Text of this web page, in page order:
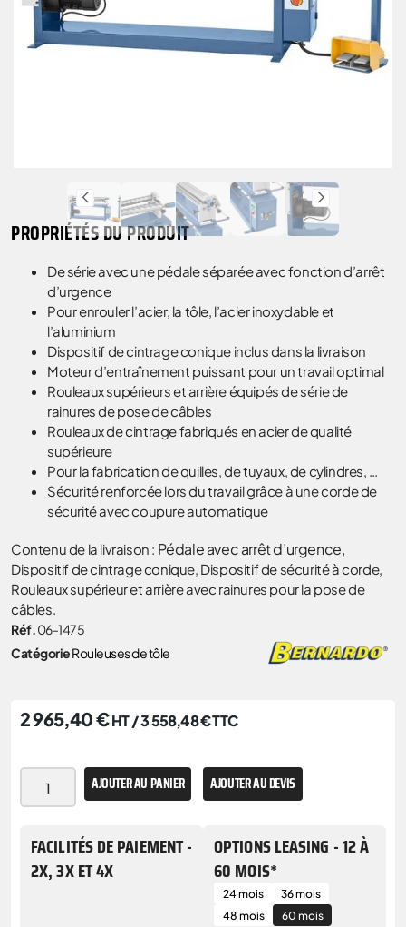
PROPRIÉTÉS DU PRODUIT
De série avec une pédale séparée avec fonction d’arrêt
d’urgence
Pour enrouler l’acier, la tôle, l’acier inoxydable et
l’aluminium
Dispositif de cintrage conique inclus dans la livraison
Moteur d’entraînement puissant pour un travail optimal
Rouleaux supérieurs et arrière équipés de série de
rainures de pose de câbles
Rouleaux de cintrage fabriqués en acier de qualité
supérieure
Pour la fabrication de quilles, de tuyaux, de cylindres, …
Sécurité renforcée lors du travail grâce à une corde de
sécurité avec coupure automatique
Contenu de la livraison : Pédale avec arrêt d’urgence,
Dispositif de cintrage conique, Dispositif de sécurité à corde,
Rouleaux supérieur et arrière avec rainures pour la pose de
câbles.
Réf.06-1475
CatégorieRouleuses de tôle
2 965,40€HT /3 558,48€TTC
AJOUTER AU PANIER AJOUTER AU DEVIS
FACILITÉS DE PAIEMENT -
2X, 3X ET 4X
OPTIONS LEASING - 12 À
60 MOIS*
24 mois
36 mois
48 mois
60 mois